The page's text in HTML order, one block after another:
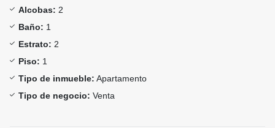
Alcobas: 2
Baño: 1
Estrato: 2
Piso: 1
Tipo de inmueble: Apartamento
Tipo de negocio: Venta